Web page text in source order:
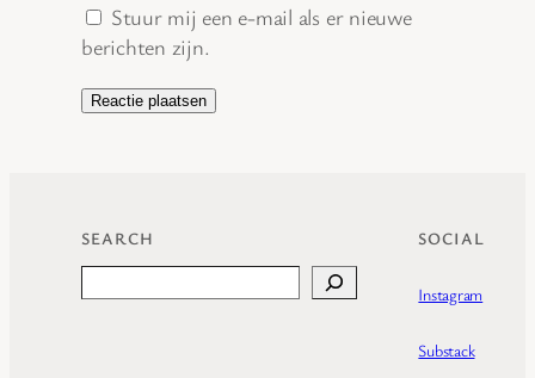
Stuur mij een e-mail als er nieuwe
berichten zijn.
SEARCH SOCIAL
Instagram
Substack